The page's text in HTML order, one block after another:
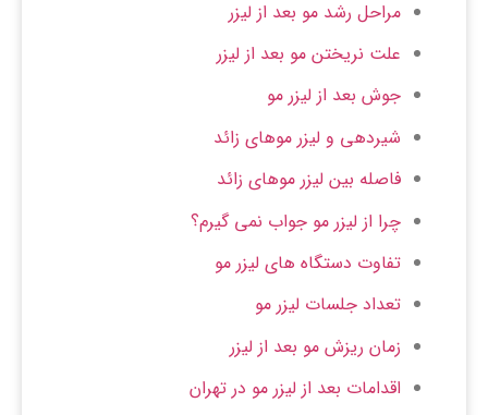
مراحل رشد مو بعد از لیزر
علت نریختن مو بعد از لیزر
جوش بعد از لیزر مو
شیردهی و لیزر موهای زائد
فاصله بین لیزر موهای زائد
چرا از لیزر مو جواب نمی گیرم؟
تفاوت دستگاه های لیزر مو
تعداد جلسات لیزر مو
زمان ریزش مو بعد از لیزر
اقدامات بعد از لیزر مو در تهران